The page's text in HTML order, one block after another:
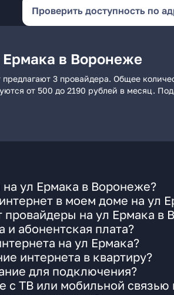
Проверить доступность по
Ермака в Воронеже
3 провайдера. Общее
от 500 до 2190 рублей в месяц.
ул Ермака в Воронеже?
в моем доме на ул
провайдеры на ул Ермака в
абонентская плата?
на ул Ермака?
интернета в квартиру?
для подключения?
ТВ или мобильной связью